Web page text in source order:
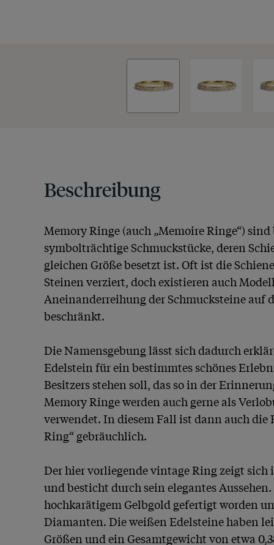
Beschreibung
Memory Ringe (auch „Memoire Ringe“) sind
symbolträchtige Schmuckstücke, deren
gleichen Größe besetzt ist. Oft ist die
Steinen verziert, doch existieren auch
Aneinanderreihung der Schmucksteine auf
beschränkt.
Die Namensgebung lässt sich dadurch
Edelstein für ein bestimmtes schönes
Besitzers stehen soll, das so in der
Memory Ringe werden auch gerne als
verwendet. In diesem Fall ist dann auch die
Ring“ gebräuchlich.
Der hier vorliegende vintage Ring zeigt sich
und besticht durch sein elegantes
hochkarätigem Gelbgold gefertigt worden
Diamanten. Die weißen Edelsteine haben
Größen und ein Gesamtgewicht von etwa